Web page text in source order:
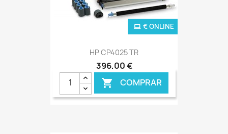
HP CP4025 TR
396,00 €
 COMPRAR
€ ONLINE